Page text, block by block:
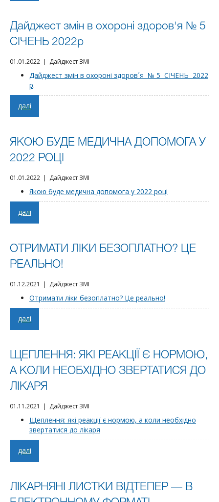
Дайджест змін в охороні здоров'я № 5
СІЧЕНЬ 2022р
01.01.2022 | Дайджест ЗМІ
Дайджест змін в охороні здоров´я № 5 СІЧЕНЬ 2022
р.
далі
ЯКОЮ БУДЕ МЕДИЧНА ДОПОМОГА У
2022 РОЦІ
01.01.2022 | Дайджест ЗМІ
Якою буде медична допомога у 2022 році
далі
ОТРИМАТИ ЛІКИ БЕЗОПЛАТНО? ЦЕ
РЕАЛЬНО!
01.12.2021 | Дайджест ЗМІ
Отримати ліки безоплатно? Це реально!
далі
ЩЕПЛЕННЯ: ЯКІ РЕАКЦІЇ Є НОРМОЮ,
А КОЛИ НЕОБХІДНО ЗВЕРТАТИСЯ ДО
ЛІКАРЯ
01.11.2021 | Дайджест ЗМІ
Щеплення: які реакції є нормою, а коли необхідно
звертатися до лікаря
далі
ЛІКАРНЯНІ ЛИСТКИ ВІДТЕПЕР — В